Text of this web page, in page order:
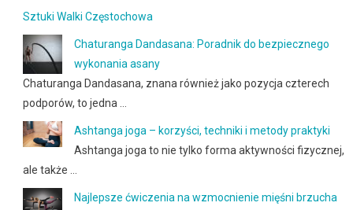
Sztuki Walki Częstochowa
Chaturanga Dandasana: Poradnik do bezpiecznego
wykonania asany
Chaturanga Dandasana, znana również jako pozycja czterech
podporów, to jedna …
Ashtanga joga – korzyści, techniki i metody praktyki
Ashtanga joga to nie tylko forma aktywności fizycznej,
ale także …
Najlepsze ćwiczenia na wzmocnienie mięśni brzucha